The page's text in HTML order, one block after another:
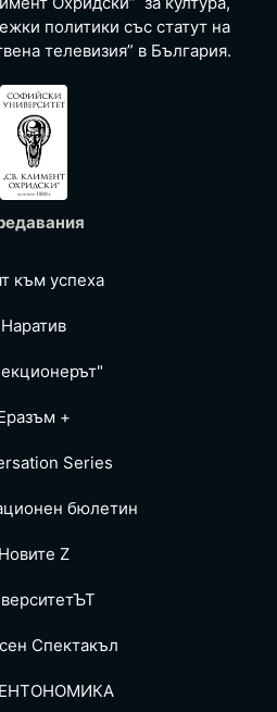
политики със статут на
телевизия” в България.
към успеха
Наратив
+
Series
бюлетин
Новите Z
Спектакъл